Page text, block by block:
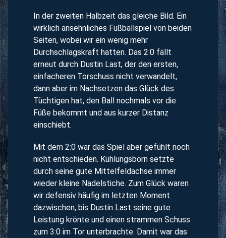
In der zweiten Halbzeit das gleiche Bild. Ein
wirklich ansehnliches Fußballspiel von beiden
Seiten, wobei wir ein wenig mehr
Durchschlagskraft hatten. Das 2:0 fällt
erneut durch Dustin Last, der den ersten,
einfacheren Torschuss nicht verwandelt,
dann aber im Nachsetzen das Glück des
Tüchtigen hat, den Ball nochmals vor die
Füße bekommt und aus kurzer Distanz
einschiebt.
Mit dem 2:0 war das Spiel aber gefühlt noch
nicht entschieden. Kühlungsborn setzte
durch seine gute Mittelfeldachse immer
wieder kleine Nadelstiche. Zum Glück waren
wir defensiv häufig im letzten Moment
dazwischen, bis Dustin Last seine gute
Leistung krönte und einen strammen Schuss
zum 3:0 im Tor unterbrachte. Damit war das